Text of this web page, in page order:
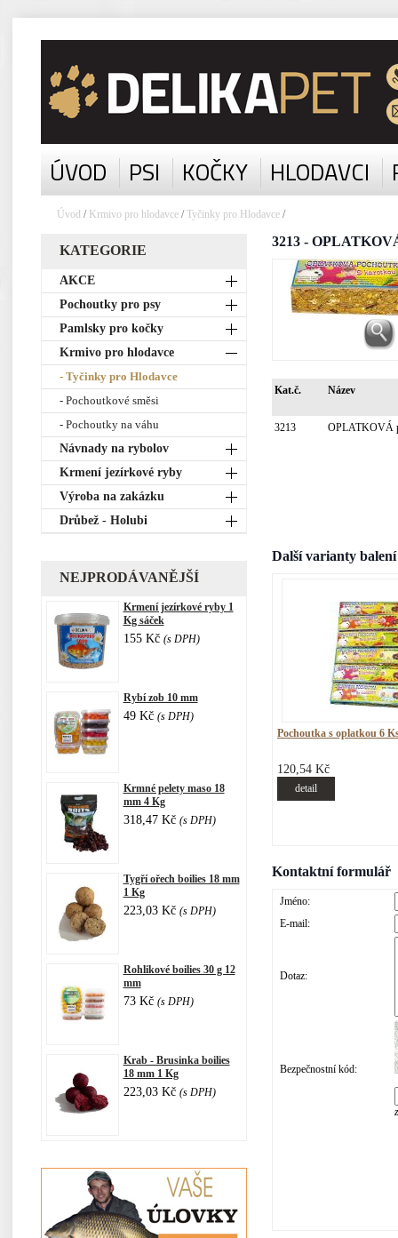
ÚVOD PSI KOČKY HLODAVCI
Úvod / Krmivo pro hlodavce/Tyčinky pro Hlodavce/
KATEGORIE
AKCE
Pochoutky pro psy
Pamlsky pro kočky
Krmivo pro hlodavce
- Tyčinky pro Hlodavce
- Pochoutkové směsi
- Pochoutky na váhu
Návnady na rybolov
Krmení jezírkové ryby
Výroba na zakázku
Drůbež - Holubi
NEJPRODÁVANĚJŠÍ
Krmení jezírkové ryby 1
Kg sáček
155 Kč (s DPH)
Rybí zob 10 mm
49 Kč (s DPH)
Krmné pelety maso 18
mm 4 Kg
318,47 Kč (s DPH)
Tygří ořech boilies 18 mm
1 Kg
223,03 Kč (s DPH)
Rohlikové boilies 30 g 12
mm
73 Kč (s DPH)
Krab - Brusinka boilies
18 mm 1 Kg
223,03 Kč (s DPH)
3213 -
Kat.č. Název
3213 OPLATKOVÁ
Další varianty balení
Pochoutka s oplatkou 6
120,54 Kč
detail
Kontaktní formulář
Jméno:
E-mail:
Dotaz:
Bezpečnostní kód: